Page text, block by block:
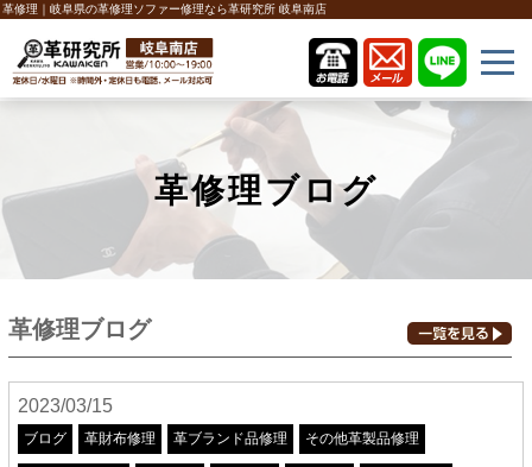
革修理｜岐阜県の革修理ソファー修理なら革研究所 岐阜南店
革修理ブログ
革修理ブログ
2023/03/15
ブログ 革財布修理 革ブランド品修理 その他革製品修理